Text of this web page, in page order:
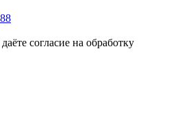
согласие на обработку